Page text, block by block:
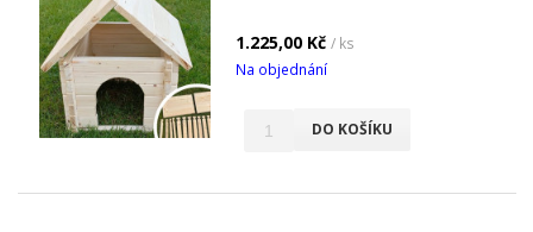
1.225,00 Kč / ks
Na objednání
DO KOŠÍKU